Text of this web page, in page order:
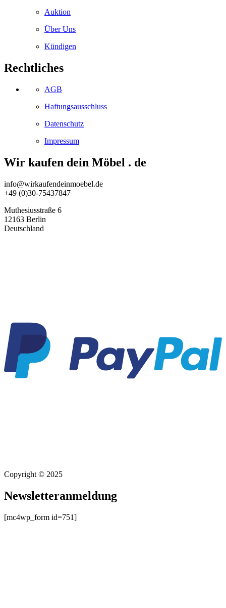
Auktion
Über Uns
Kündigen
Rechtliches
AGB
Haftungsausschluss
Datenschutz
Impressum
Wir kaufen dein Möbel . de
info@wirkaufendeinmoebel.de
+49 (0)30-75437847
Muthesiusstraße 6
12163 Berlin
Deutschland
Copyright © 2025
Newsletteranmeldung
[mc4wp_form id=751]